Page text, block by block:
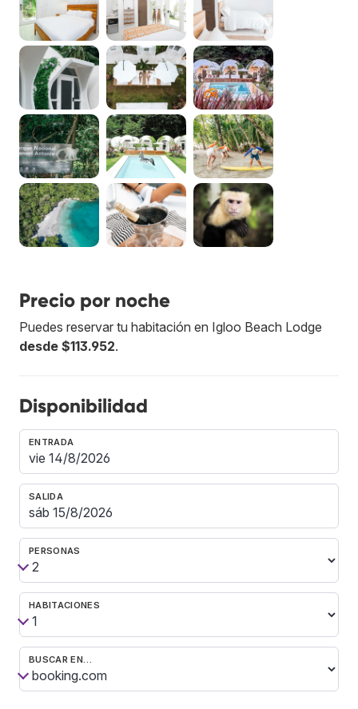
Precio por noche
Puedes reservar tu habitación en Igloo Beach Lodge
desde $113.952.
Disponibilidad
ENTRADA
SALIDA
PERSONAS
HABITACIONES
BUSCAR EN…